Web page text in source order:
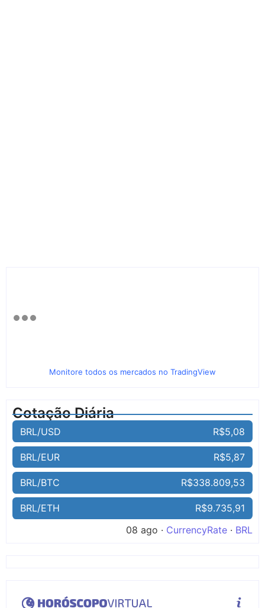
Monitore todos os mercados no TradingView
Cotação Diária
BRL/USD R$5,08
BRL/EUR R$5,87
BRL/BTC R$338.809,53
BRL/ETH
R$9.735,91
08 ago · CurrencyRate · BRL